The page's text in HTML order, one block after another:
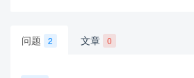
问题 2 文章 0